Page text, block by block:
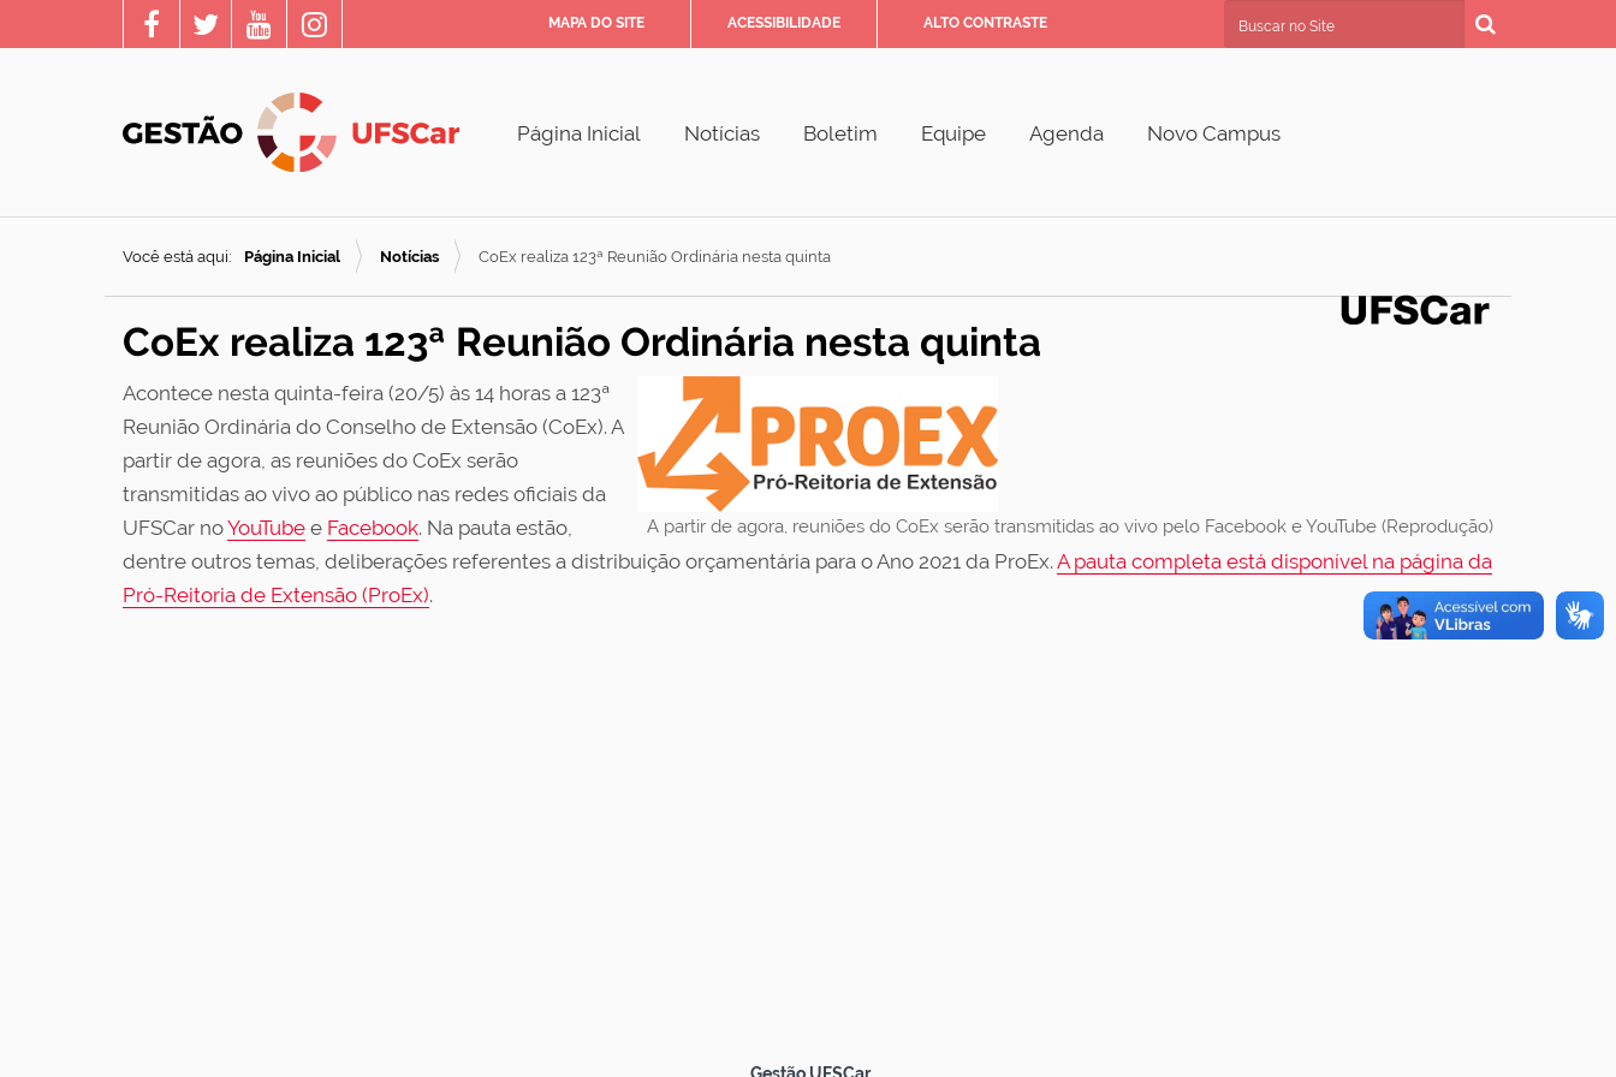
MAPA DO SITE ACESSIBILIDADE ALTO CONTRASTE Busca Avançada…
Página Inicial Notícias Boletim Equipe Agenda Novo Campus
Você está aqui: Página Inicial Notícias CoEx realiza 123ª Reunião Ordinária nesta quinta
CoEx realiza 123ª Reunião Ordinária nesta quinta
A partir de agora, reuniões do CoEx serão transmitidas ao vivo pelo Facebook e YouTube (Reprodução)
Acontece nesta quinta-feira (20/5) às 14 horas a 123ª
Reunião Ordinária do Conselho de Extensão (CoEx). A
partir de agora, as reuniões do CoEx serão
transmitidas ao vivo ao público nas redes oficiais da
UFSCar noYouTube e Facebook. Na pauta estão,
dentre outros temas, deliberações referentes a distribuição orçamentária para o Ano 2021 da ProEx. A pauta completa está disponível na página da
Pró-Reitoria de Extensão (ProEx).